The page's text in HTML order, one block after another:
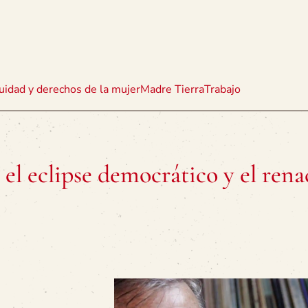
y derechos de la mujerMadre TierraTrabajo
eclipse democrático y el